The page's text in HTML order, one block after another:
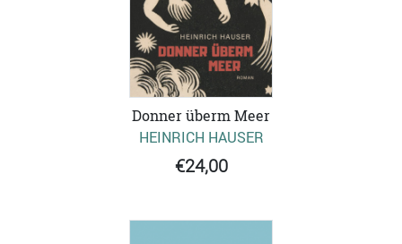
Donner überm Meer
HEINRICH HAUSER
€24,00